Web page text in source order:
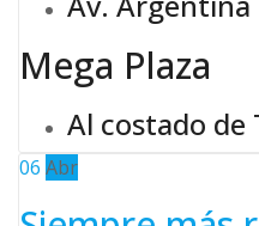
Mega Plaza
Al costado
06 Abr